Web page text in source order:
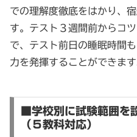
での理解度徹底をはかり、
す。テスト３週間前からコ
で、テスト前日の睡眠時間
力を発揮することができます
■学校別に試験範囲を
（５教科対応）